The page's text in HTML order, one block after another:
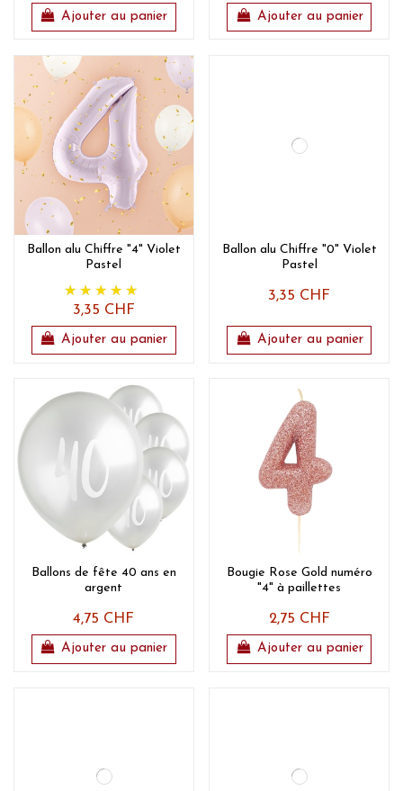
Ajouter au panier Ajouter au panier
Ballon alu Chiffre "4" Violet
Pastel
3,35 CHF
Ajouter au panier
Ballon alu Chiffre "0" Violet
Pastel
3,35 CHF
Ajouter au panier
Ballons de fête 40 ans en
argent
4,75 CHF
Ajouter au panier
Bougie Rose Gold numéro
"4" à paillettes
2,75 CHF
Ajouter au panier